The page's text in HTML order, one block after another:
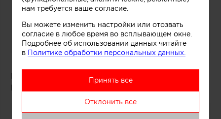
Победитель: проект «Дача Фурцевой в Баковке»
Борис Уборевич-Боровский
нам требуется ваше согласие.
Вы можете изменить настройки или отозвать
согласие в любое время во всплывающем окне.
Подробнее об использовании данных читайте
в Политике обработки персональных данных.
Принять все
Отклонить все